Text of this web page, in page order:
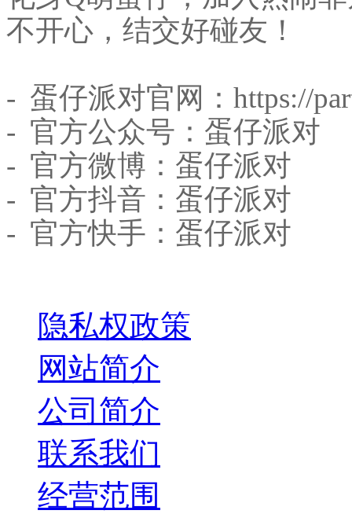
不开心，结交好碰友！
- 蛋仔派对官网：https://
- 官方公众号：蛋仔派对
- 官方微博：蛋仔派对
- 官方抖音：蛋仔派对
- 官方快手：蛋仔派对
隐私权政策
网站简介
公司简介
联系我们
经营范围